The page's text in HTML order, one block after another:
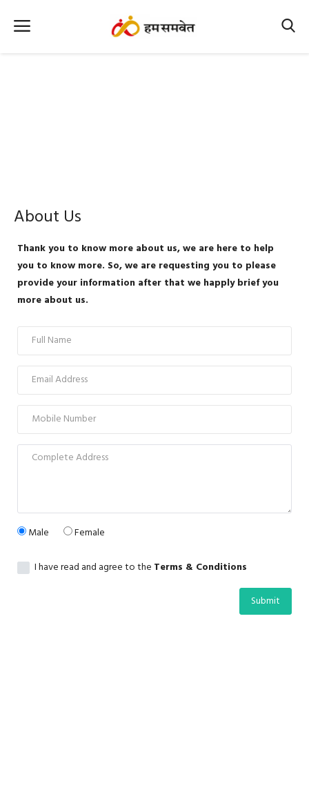
Office Office
Political Gossips
Farm & Food
Photo Gallery
Home
About Us
Thank you to know more about us, we are here to help
you to know more. So, we are requesting you to please
provide your information after that we happly brief you
more about us.
Male Female
I have read and agree to the Terms & Conditions
Submit